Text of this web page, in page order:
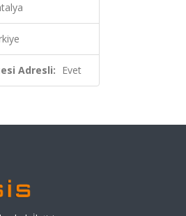
Adresli: Evet